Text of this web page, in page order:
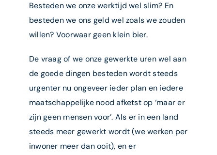
Besteden we onze werktijd wel slim? En
besteden we ons geld wel zoals we zouden
willen? Voorwaar geen klein bier.
De vraag of we onze gewerkte uren wel aan
de goede dingen besteden wordt steeds
urgenter nu ongeveer ieder plan en iedere
maatschappelijke nood afketst op ‘maar er
zijn geen mensen voor’. Als er in een land
steeds meer gewerkt wordt (we werken per
inwoner meer dan ooit), en er